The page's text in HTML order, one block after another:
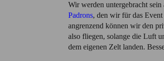
Wir werden untergebracht sein
Padrons, den wir für das
angrenzend können wir den
also fliegen, solange die Luft
dem eigenen Zelt landen.